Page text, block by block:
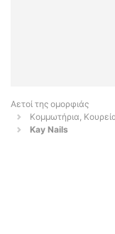
Αετοί της ομορφιάς
Κομμωτήρια,
Kay Nails